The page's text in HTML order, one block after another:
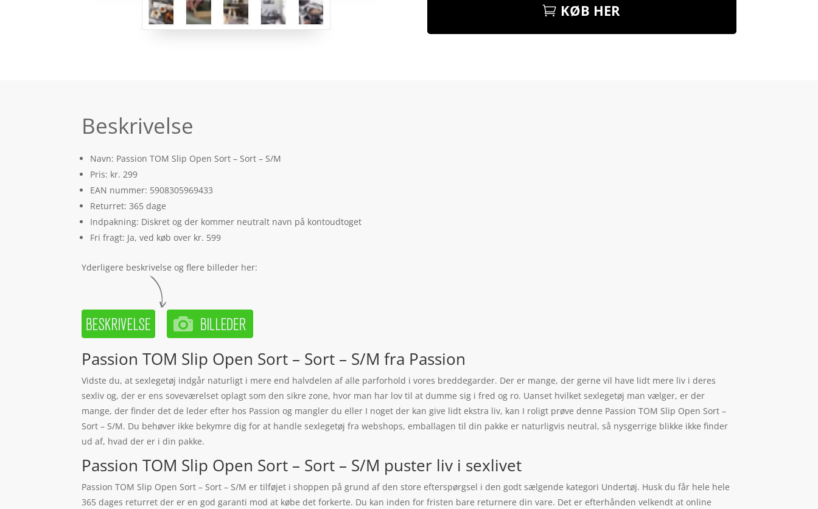
KØB HER
Beskrivelse
Navn: Passion TOM Slip Open Sort – Sort – S/M
Pris: kr. 299
EAN nummer: 5908305969433
Returret: 365 dage
Indpakning: Diskret og der kommer neutralt navn på kontoudtoget
Fri fragt: Ja, ved køb over kr. 599
Yderligere beskrivelse og flere billeder her:
Passion TOM Slip Open Sort – Sort – S/M fra Passion
Vidste du, at sexlegetøj indgår naturligt i mere end halvdelen af alle parforhold i vores breddegarder. Der er mange, der gerne vil have lidt mere liv i deres
sexliv og, der er ens soveværelset oplagt som den sikre zone, hvor man har lov til at dumme sig i fred og ro. Uanset hvilket sexlegetøj man vælger, er der
mange, der finder det de leder efter hos Passion og mangler du eller I noget der kan give lidt ekstra liv, kan I roligt prøve denne Passion TOM Slip Open Sort –
Sort – S/M. Du behøver ikke bekymre dig for at handle sexlegetøj fra webshops, emballagen til din pakke er naturligvis neutral, så nysgerrige blikke ikke finder
ud af, hvad der er i din pakke.
Passion TOM Slip Open Sort – Sort – S/M puster liv i sexlivet
Passion TOM Slip Open Sort – Sort – S/M er tilføjet i shoppen på grund af den store efterspørgsel i den godt sælgende kategori Undertøj. Husk du får hele hele
365 dages returret der er en god garanti mod at købe det forkerte. Du kan inden for fristen bare returnere din vare. Det er efterhånden velkendt at online